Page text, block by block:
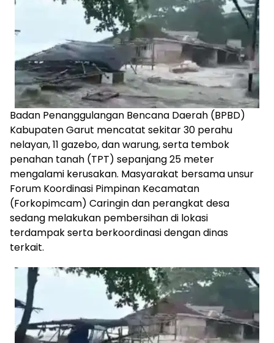
Badan Penanggulangan Bencana Daerah (BPBD)
Kabupaten Garut mencatat sekitar 30 perahu
nelayan, 11 gazebo, dan warung, serta tembok
penahan tanah (TPT) sepanjang 25 meter
mengalami kerusakan. Masyarakat bersama unsur
Forum Koordinasi Pimpinan Kecamatan
(Forkopimcam) Caringin dan perangkat desa
sedang melakukan pembersihan di lokasi
terdampak serta berkoordinasi dengan dinas
terkait.